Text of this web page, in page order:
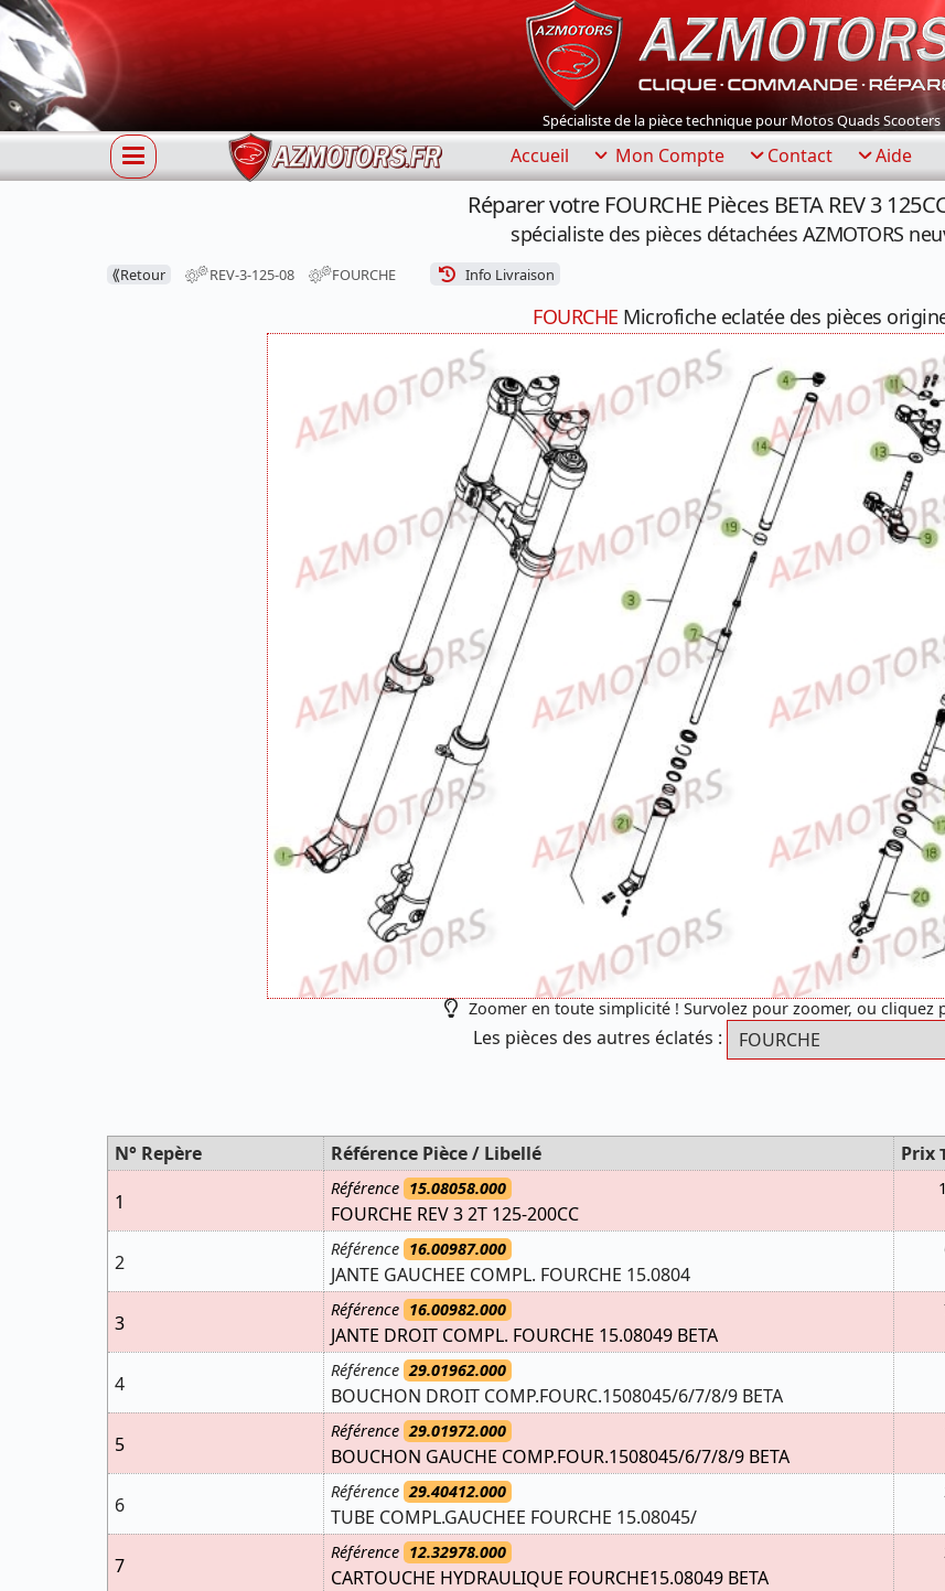
Spécialiste de la pièce technique pour Motos Quads Scooters
Accueil Mon Compte Contact Aide
Réparer votre FOURCHE Pièces BETA REV 3
spécialiste des pièces détachées AZMOTORS
⟪Retour REV-3-125-08 FOURCHE Info Livraison
FOURCHE Microfiche eclatée des pièces
Zoomer en toute simplicité ! Survolez pour zoomer, ou cliquez
Les pièces des autres éclatés :
N° Repère Référence Pièce / Libellé Prix
1
Référence 15.08058.000
FOURCHE REV 3 2T 125-200CC
2
Référence 16.00987.000
JANTE GAUCHEE COMPL. FOURCHE 15.0804
3
Référence 16.00982.000
JANTE DROIT COMPL. FOURCHE 15.08049 BETA
4
Référence 29.01962.000
BOUCHON DROIT COMP.FOURC.1508045/6/7/8/9 BETA
5
Référence 29.01972.000
BOUCHON GAUCHE COMP.FOUR.1508045/6/7/8/9 BETA
6
Référence 29.40412.000
TUBE COMPL.GAUCHEE FOURCHE 15.08045/
7
Référence 12.32978.000
CARTOUCHE HYDRAULIQUE FOURCHE15.08049 BETA